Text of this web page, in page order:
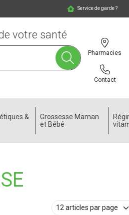
Service de garde ?
Pharmacies
Contact
votre santé
&
Grossesse Maman
et Bébé